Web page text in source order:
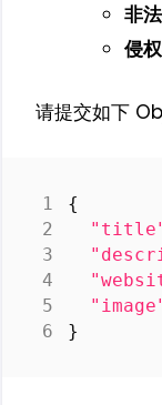
非
侵
请提交如下
{
}